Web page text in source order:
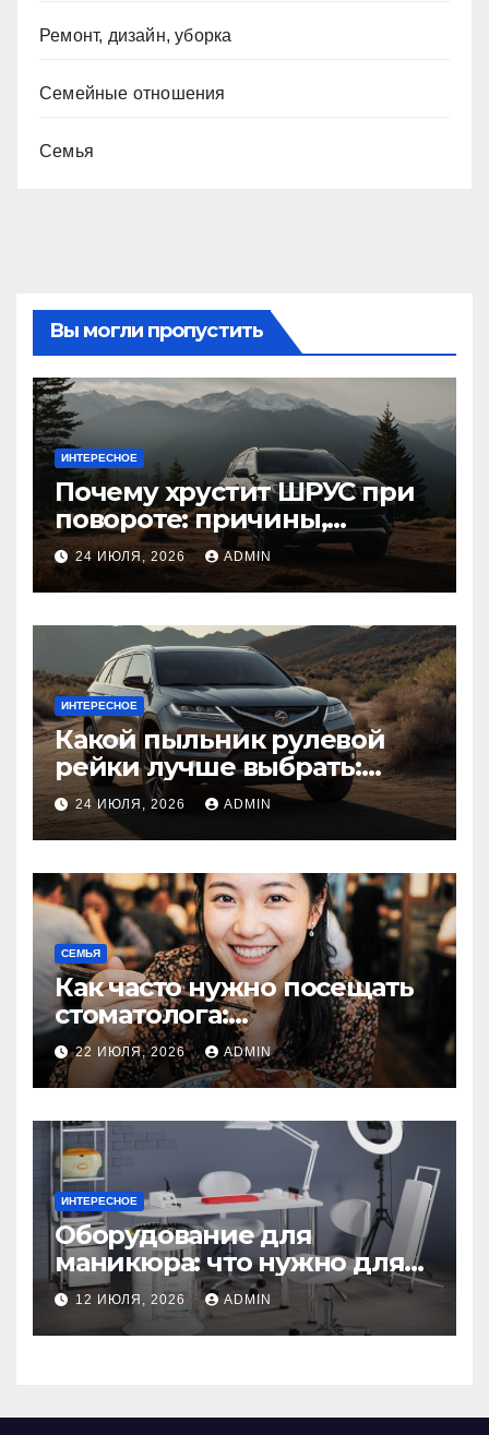
Ремонт, дизайн, уборка
Семейные отношения
Семья
Вы могли пропустить
ИНТЕРЕСНОЕ
Почему хрустит ШРУС при
повороте: причины,
диагностика
24 ИЮЛЯ, 2026 ADMIN
ИНТЕРЕСНОЕ
Какой пыльник рулевой
рейки лучше выбрать:
оригинальный или аналог,
резина или полиуретан
24 ИЮЛЯ, 2026 ADMIN
СЕМЬЯ
Как часто нужно посещать
стоматолога:
рекомендации для
здоровья зубов
22 ИЮЛЯ, 2026 ADMIN
ИНТЕРЕСНОЕ
Оборудование для
маникюра: что нужно для
идеального маникюра
12 ИЮЛЯ, 2026 ADMIN